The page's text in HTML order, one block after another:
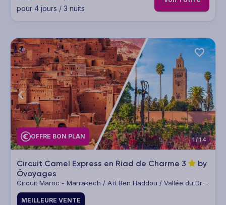
pour 4 jours / 3 nuits
OFFRE BON PLAN 1/14
Circuit Camel Express en Riad de Charme 3
by
Ôvoyages
Circuit Maroc - Marrakech / Aït Ben Haddou / Vallée du Draa
/ Zagora / Oasis de Fint / Ouarzazate / Marrakech
MEILLEURE VENTE